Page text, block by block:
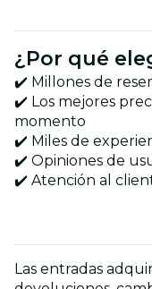
¿Por qué
✔️ Millones de
✔️ Los mejores
momento
✔️ Miles de
✔️ Opiniones de
✔️ Atención al
Las entradas